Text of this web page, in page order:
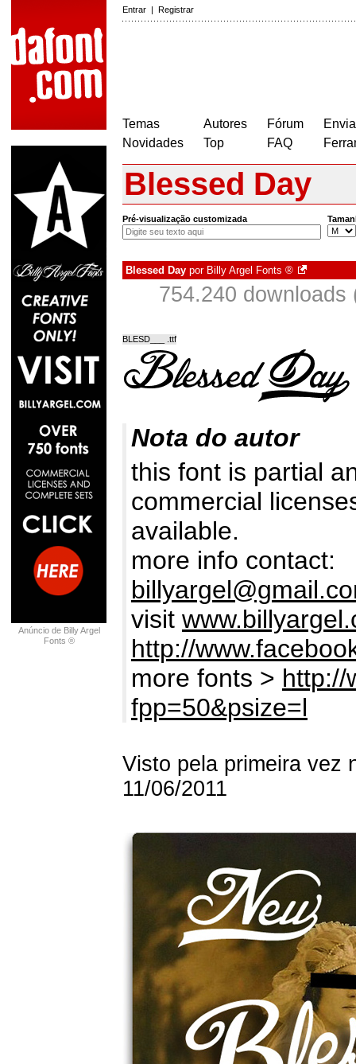
Entrar | Registrar
Temas
Novidades
Autores
Top
Fórum
FAQ
Anúncio de Billy Argel
Fonts ®
Blessed Day
Pré-visualização customizada
Blessed Day por Billy Argel Fonts ®
754.240 downloads
BLESD___ .ttf
Nota do autor
this font is partial
commercial
available.
more info contact:
visit
http://
more fonts > http://
fpp=50&psize=l
Visto pela primeira vez
11/06/2011